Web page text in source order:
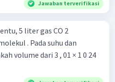
Jawaban terverifikasi
5 liter gas CO 2
. Pada suhu dan
volume dari 3 , 01 × 1 0 24